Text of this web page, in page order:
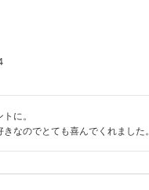
に。
きなのでとても喜んでくれました。